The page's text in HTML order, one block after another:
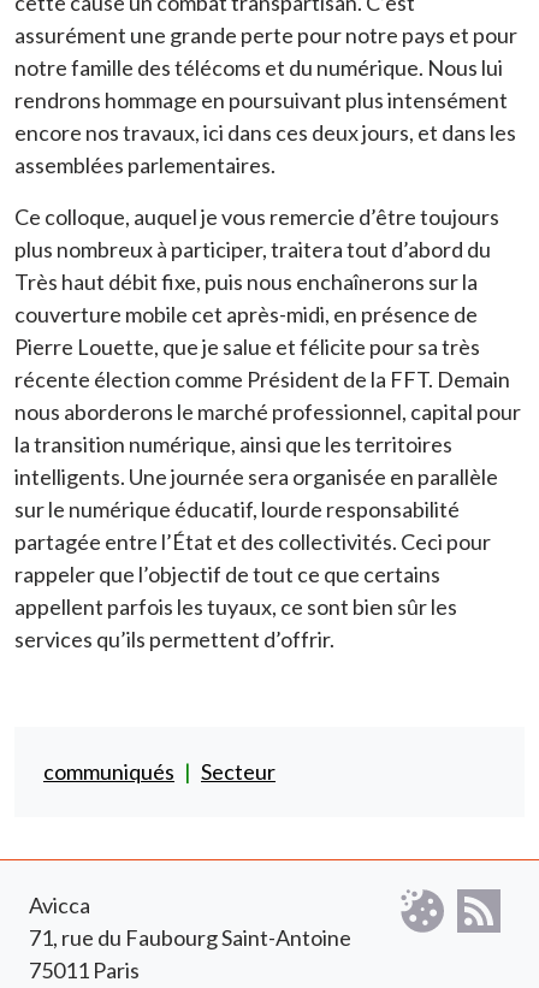
assurément une grande perte pour notre pays et pour
notre famille des télécoms et du numérique. Nous lui
rendrons hommage en poursuivant plus intensément
encore nos travaux, ici dans ces deux jours, et dans les
assemblées parlementaires.
Ce colloque, auquel je vous remercie d’être toujours
plus nombreux à participer, traitera tout d’abord du
Très haut débit fixe, puis nous enchaînerons sur la
couverture mobile cet après-midi, en présence de
Pierre Louette, que je salue et félicite pour sa très
récente élection comme Président de la FFT. Demain
nous aborderons le marché professionnel, capital pour
la transition numérique, ainsi que les territoires
intelligents. Une journée sera organisée en parallèle
sur le numérique éducatif, lourde responsabilité
partagée entre l’État et des collectivités. Ceci pour
rappeler que l’objectif de tout ce que certains
appellent parfois les tuyaux, ce sont bien sûr les
services qu’ils permettent d’offrir.
communiqués Secteur
Avicca
71, rue du Faubourg Saint-Antoine
75011 Paris